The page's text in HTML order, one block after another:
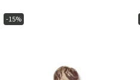
-15%